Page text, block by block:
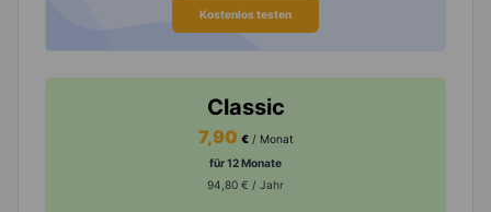
Kostenlos testen
Classic
7,90 € / Monat
für 12 Monate
94,80 € / Jahr